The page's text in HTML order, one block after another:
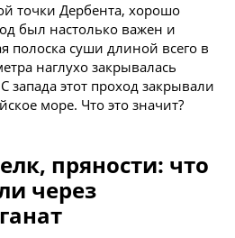
точки Дербента, хорошо
был настолько важен и
полоска суши длиной всего в
наглухо закрывалась
запада этот проход закрывали
море. Что это значит?
пряности: что
через